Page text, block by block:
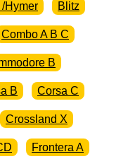
Hymer Blitz
Combo A B C
B
B Corsa C
Crossland X
Frontera A